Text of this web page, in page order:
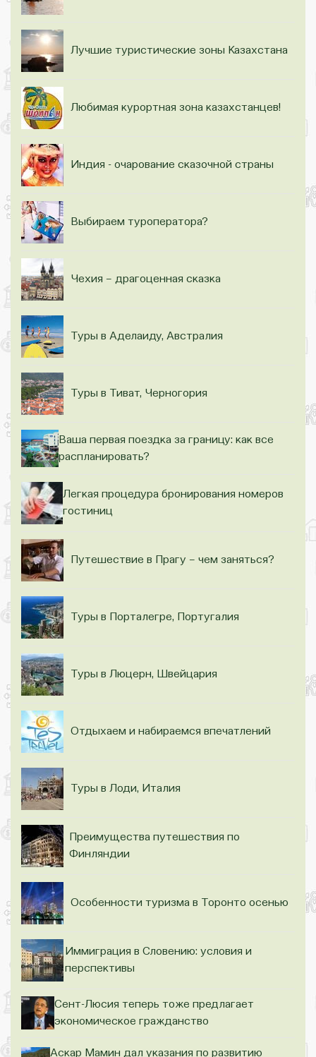
Лучшие туристические зоны Казахстана
Любимая курортная зона казахстанцев!
Индия - очарование сказочной страны
Выбираем туроператора?
Чехия – драгоценная сказка
Туры в Аделаиду, Австралия
Туры в Тиват, Черногория
Ваша первая поездка за границу: как все
распланировать?
Легкая процедура бронирования номеров
гостиниц
Путешествие в Прагу – чем заняться?
Туры в Порталегре, Португалия
Туры в Люцерн, Швейцария
Отдыхаем и набираемся впечатлений
Туры в Лоди, Италия
Преимущества путешествия по
Финляндии
Особенности туризма в Торонто осенью
Иммиграция в Словению: условия и
перспективы
Сент-Люсия теперь тоже предлагает
экономическое гражданство
Аскар Мамин дал указания по развитию